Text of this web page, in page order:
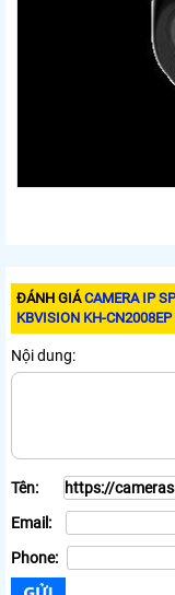
ĐÁNH GIÁCAMERA IP
KBVISION KH-CN2008EP
Nội dung:
Tên:
Email:
Phone: